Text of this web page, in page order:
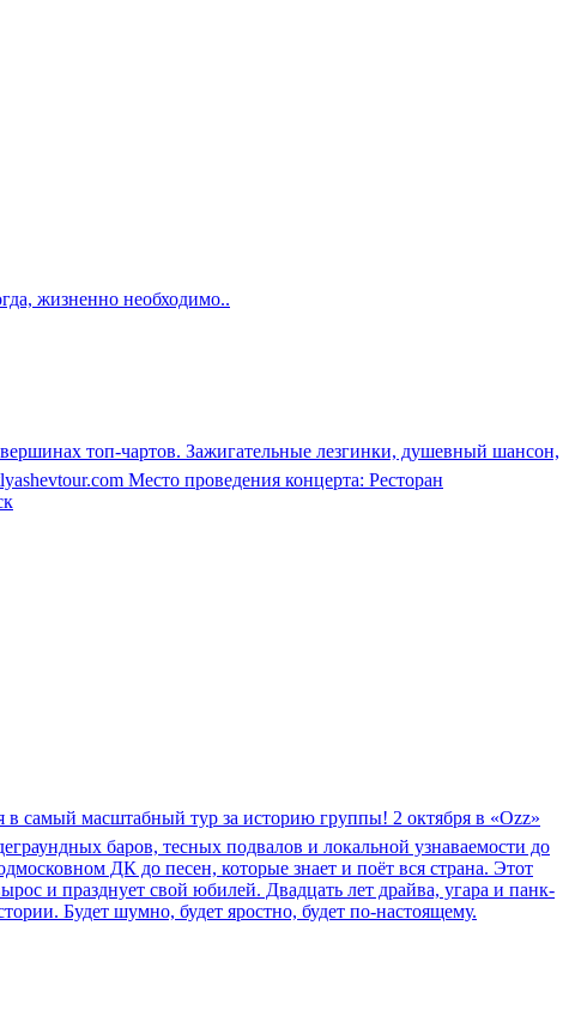
жизненно необходимо..
топ-чартов. Зажигательные лезгинки, душевный шансон,
Место проведения концерта: Ресторан
самый масштабный тур за историю группы! 2 октября в «Ozz»
баров, тесных подвалов и локальной узнаваемости до
ДК до песен, которые знает и поёт вся страна. Этот
и празднует свой юбилей. Двадцать лет драйва, угара и панк-
Будет шумно, будет яростно, будет по-настоящему.